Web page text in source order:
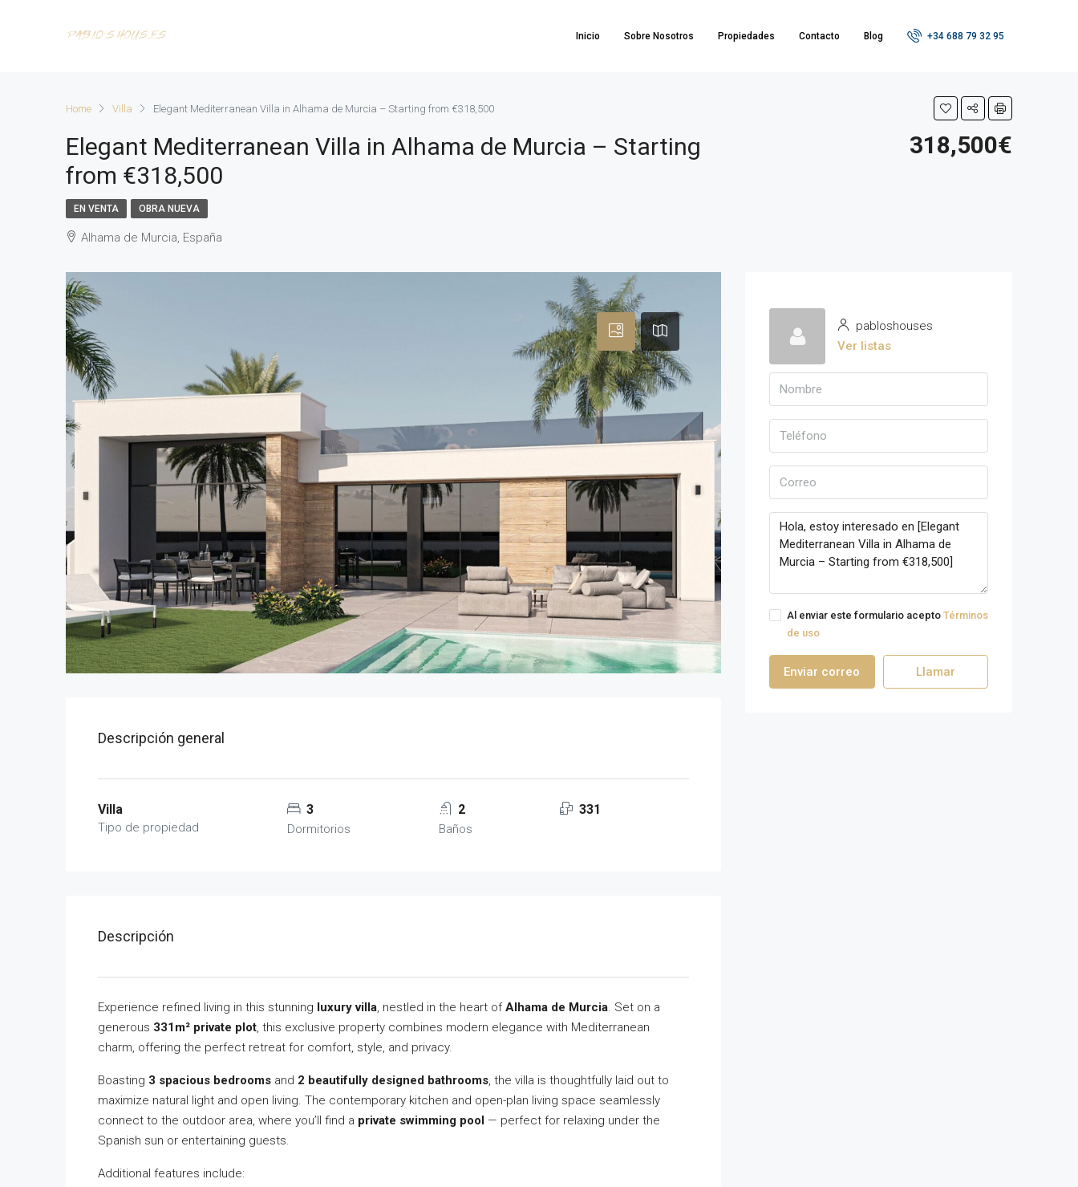
Inicio Sobre Nosotros Propiedades Contacto Blog +34 688 79 32 95
Home Villa Elegant Mediterranean Villa in Alhama de Murcia – Starting from €318,500
Elegant Mediterranean Villa in Alhama de Murcia – Starting
from €318,500
318,500€
EN VENTA OBRA NUEVA
Alhama de Murcia, España
Descripción general
Villa
Tipo de propiedad
3
Dormitorios
2
Baños
331
Descripción
Experience refined living in this stunning luxury villa, nestled in the heart ofAlhama de Murcia. Set on a
generous 331m² private plot, this exclusive property combines modern elegance with Mediterranean
charm, offering the perfect retreat for comfort, style, and privacy.
Boasting 3 spacious bedrooms and 2 beautifully designed bathrooms, the villa is thoughtfully laid out to
maximize natural light and open living. The contemporary kitchen and open-plan living space seamlessly
connect to the outdoor area, where you’ll find a private swimming pool — perfect for relaxing under the
Spanish sun or entertaining guests.
Additional features include:
pabloshouses
Ver listas
Al enviar este formulario acepto Términos
de uso
Enviar correo Llamar